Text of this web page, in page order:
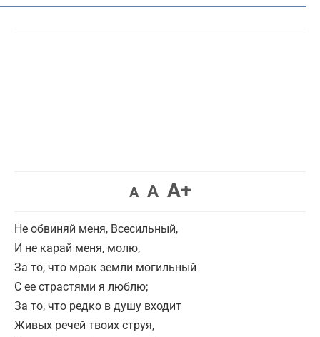
A A A+
Не обвиняй меня, Всесильный,
И не карай меня, молю,
За то, что мрак земли могильный
С ее страстями я люблю;
За то, что редко в душу входит
Живых речей твоих струя,